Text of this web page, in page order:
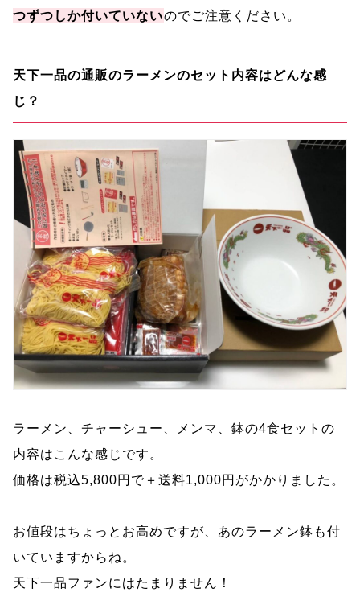
つずつしか付いていないのでご注意ください。
天下一品の通販のラーメンのセット内容はどんな感
じ？
ラーメン、チャーシュー、メンマ、鉢の4食セットの
内容はこんな感じです。
価格は税込5,800円で＋送料1,000円がかかりました。
お値段はちょっとお高めですが、あのラーメン鉢も付
いていますからね。
天下一品ファンにはたまりません！